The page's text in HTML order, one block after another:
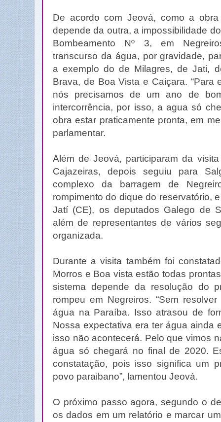
De acordo com Jeová, como a
depende da outra, a impossibilidade
Bombeamento Nº 3, em
transcurso da água, por gravidade,
a exemplo do de Milagres, de Jati,
Brava, de Boa Vista e Caiçara. “Para
nós precisamos de um ano de
intercorrência, por isso, a agua só
obra estar praticamente pronta, em
parlamentar.
Além de Jeová, participaram da
Cajazeiras, depois seguiu para
complexo da barragem de
rompimento do dique do reservatório,
Jatí (CE), os deputados Galego de
além de representantes de vários
organizada.
Durante a visita também foi
Morros e Boa vista estão todas
sistema depende da resolução do
rompeu em Negreiros. “Sem
água na Paraíba. Isso atrasou de
Nossa expectativa era ter água ainda
isso não acontecerá. Pelo que vimos
água só chegará no final de 2020.
constatação, pois isso significa um
povo paraibano”, lamentou Jeová.
O próximo passo agora, segundo o
os dados em um relatório e marcar